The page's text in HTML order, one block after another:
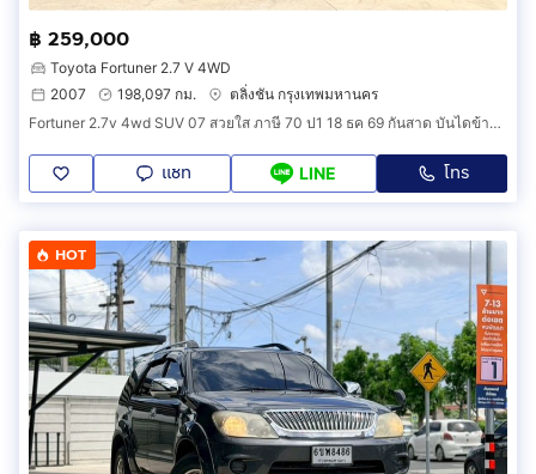
฿ 259,000
Toyota Fortuner 2.7 V 4WD
2007
198,097 กม.
ตลิ่งชัน กรุงเทพมหานคร
Fortuner 2.7v 4wd SUV 07 สวยใส ภาษี 70 ป1 18 ธค 69 กันสาด บันไดข้าง ล้อ Max สปอยเลอร์หลัง พรม 5D ชุดเครื่องเสียง ซับ จอ กล้อง ฯ
แชท LINE โทร
HOT